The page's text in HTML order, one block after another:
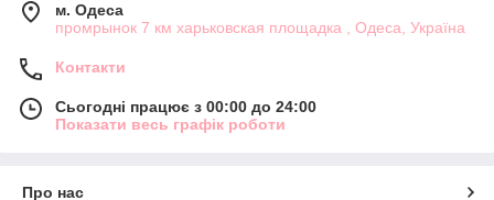
м. Одеса
промрынок 7 км харьковская площадка , Одеса, Україна
Контакти
Сьогодні працює з 00:00 до 24:00
Показати весь графік роботи
Про нас